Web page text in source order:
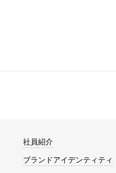
社員紹介
ブランドアイデンティティ